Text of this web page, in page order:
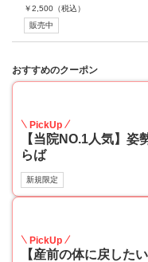
￥2,500 （税込）
販売中
おすすめのクーポン
PickUp
【当院NO.1人気】姿
らば
新規限定
PickUp
【産前の体に戻した